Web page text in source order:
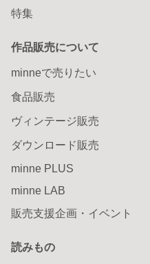
特集
作品販売について
minneで売りたい
食品販売
ヴィンテージ販売
ダウンロード販売
minne PLUS
minne LAB
販売支援企画・イベント
読みもの